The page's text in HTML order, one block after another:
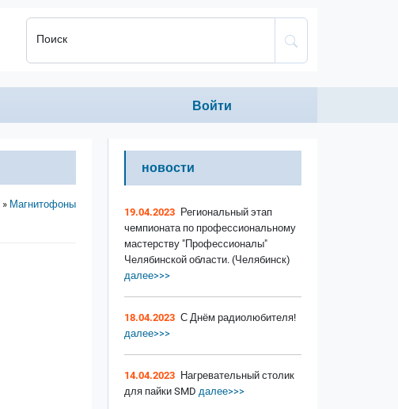
Поиск
Anonumous menu
Войти
Магнитофоны
новости
19.04.2023 Региональный этап
чемпионата по профессиональному
мастерству "Профессионалы"
Челябинской области. (Челябинск)
далее>>>
18.04.2023 С Днём радиолюбителя!
далее>>>
14.04.2023 Нагревательный столик
для пайки SMD далее>>>